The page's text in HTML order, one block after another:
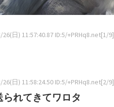
日) 11:57:40.87 ID:5/+PRHq8.net[1/9]
日) 11:58:24.50 ID:5/+PRHq8.net[2/9]
れてきてワロタ